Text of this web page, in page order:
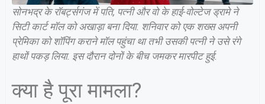
सोनभद्र के रॉबर्ट्सगंज में पति, पत्नी और वो के हाई-वोल्टेज ड्रामे ने
सिटी कार्ट मॉल को अखाड़ा बना दिया. शनिवार को एक शख्स अपनी
प्रेमिका को शॉपिंग कराने मॉल पहुंचा था तभी उसकी पत्नी ने उसे रंगे
हाथों पकड़ लिया. इस दौरान दोनों के बीच जमकर मारपीट हुई.
क्या है पूरा मामला?